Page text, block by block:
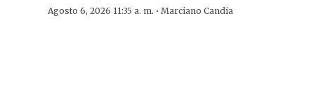
Agosto 6, 2026 11:35 a. m. · Marciano Candia